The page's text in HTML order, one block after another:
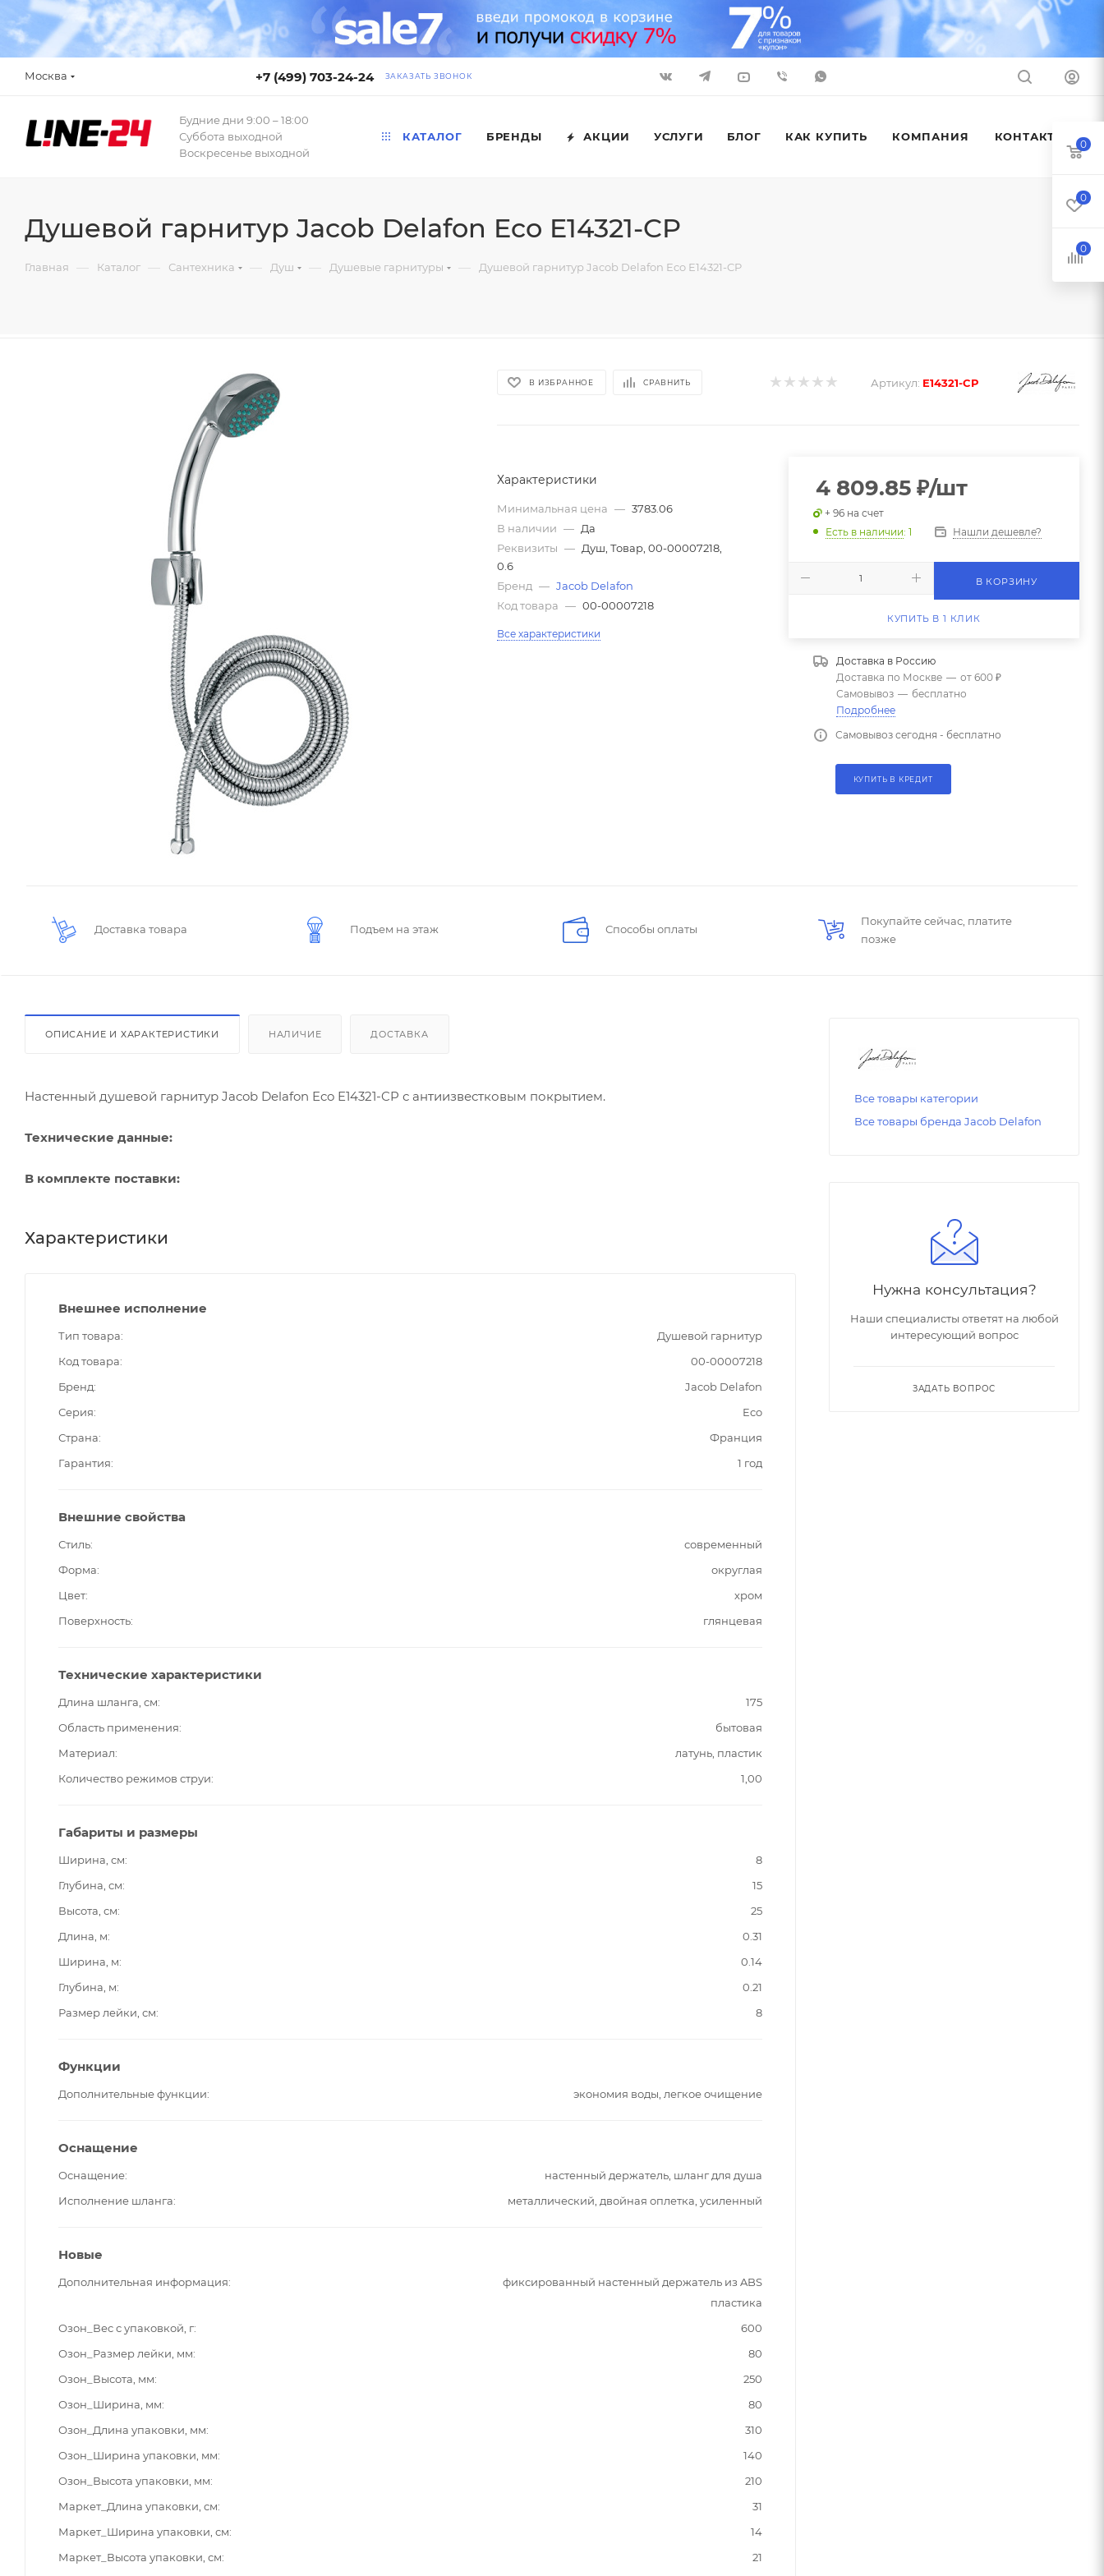
Москва +7 (499) 703-24-24 ЗАКАЗАТЬ ЗВОНОК
Будние дни 9:00 – 18:00
Суббота выходной
Воскресенье выходной
КАТАЛОГ БРЕНДЫ АКЦИИ УСЛУГИ БЛОГ КАК КУПИТЬ КОМПАНИЯ КОНТАКТЫ
Душевой гарнитур Jacob Delafon Eco E14321-CP
Главная — Каталог — Сантехника — Душ — Душевые гарнитуры — Душевой гарнитур Jacob Delafon Eco E14321-CP
В ИЗБРАННОЕ СРАВНИТЬ Артикул: E14321-CP
Характеристики
Минимальная цена — 3783.06
В наличии — Да
Реквизиты — Душ, Товар, 00-00007218,
0.6
Бренд — Jacob Delafon
Код товара — 00-00007218
Все характеристики
4 809.85₽/шт
+ 96 на счет
Есть в наличии: 1 Нашли дешевле?
В КОРЗИНУ
КУПИТЬ В 1 КЛИК
Доставка в Россию
Доставка по Москве — от 600 ₽
Самовывоз — бесплатно
Подробнее
Самовывоз сегодня - бесплатно
КУПИТЬ В КРЕДИТ
Доставка товара Подъем на этаж Способы оплаты
Покупайте сейчас, платите
позже
ОПИСАНИЕ И ХАРАКТЕРИСТИКИ НАЛИЧИЕ ДОСТАВКА
Настенный душевой гарнитур Jacob Delafon Eco E14321-CP с антиизвестковым покрытием.
Технические данные:
В комплекте поставки:
Характеристики
Внешнее исполнение
Тип товара
Душевой гарнитур
Код товара
00-00007218
Бренд
Jacob Delafon
Серия
Eco
Страна
Франция
Гарантия
1 год
Внешние свойства
Стиль
современный
Форма
округлая
Цвет
хром
Поверхность
глянцевая
Технические характеристики
Длина шланга, см
175
Область применения
бытовая
Материал
латунь, пластик
Количество режимов струи
1,00
Габариты и размеры
Ширина, см
8
Глубина, см
15
Высота, см
25
Длина, м
0.31
Ширина, м
0.14
Глубина, м
0.21
Размер лейки, см
8
Функции
Дополнительные функции экономия воды, легкое очищение
Оснащение
Оснащение
настенный держатель, шланг для душа
Исполнение шланга
металлический, двойная оплетка, усиленный
Новые
Дополнительная информация
фиксированный настенный держатель из ABS
пластика
Озон_Вес с упаковкой, г
600
Озон_Размер лейки, мм
80
Озон_Высота, мм
250
Озон_Ширина, мм
80
Озон_Длина упаковки, мм
310
Озон_Ширина упаковки, мм
140
Озон_Высота упаковки, мм
210
Маркет_Длина упаковки, см
31
Маркет_Ширина упаковки, см
14
Маркет_Высота упаковки, см
21
Все товары категории
Все товары бренда Jacob Delafon
Нужна консультация?
Наши специалисты ответят на любой
интересующий вопрос
ЗАДАТЬ ВОПРОС
0
0
0